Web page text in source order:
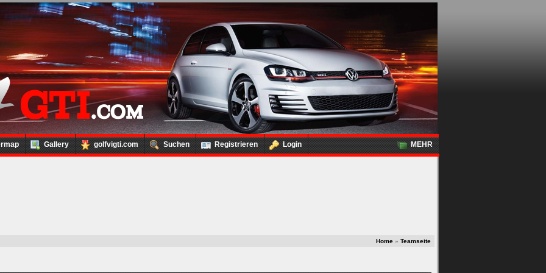
Gallery golfvigti.com Suchen Registrieren Login MEHR
Home » Teamseite